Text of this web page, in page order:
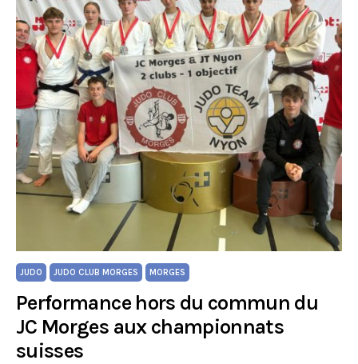
JUDO JUDO CLUB MORGES MORGES
Performance hors du commun du
JC Morges aux championnats
suisses